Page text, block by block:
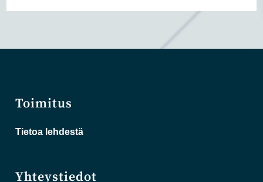
Toimitus
Tietoa lehdestä
Yhteystiedot